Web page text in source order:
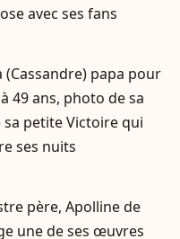
avec ses fans
(Cassandre) papa pour
49 ans, photo de sa
petite Victoire qui
ses nuits
père, Apolline de
une de ses œuvres